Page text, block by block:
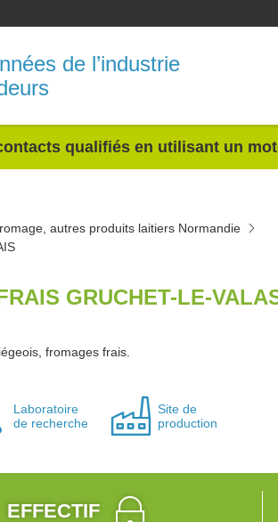
de l’industrie
qualifiés en utilisant un
autres produits laitiers Normandie
GRUCHET-LE-
fromages frais.
Laboratoire
de recherche
Site de
production
EFFECTIF